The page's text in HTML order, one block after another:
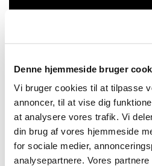
Denne hjemmeside bruger
Vi bruger cookies til at tilpasse
annoncer, til at vise dig
at analysere vores trafik. Vi
din brug af vores hjemmeside
for sociale medier,
analysepartnere. Vores
Du vil måske